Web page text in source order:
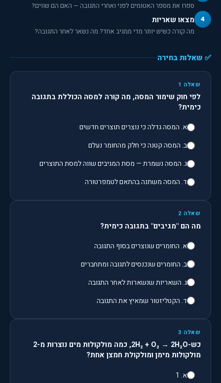
ספרו את מספר האטומים לפני ואחרי התגובה — האם הם שווים?
4
מצאו שאריות
מה קורה כשיש יותר מדי ממגיב אחד? מה נשאר לאחר התגובה?
✅ שאלות בחירה
שאלה 1
לפי חוק שימור המסה, מה קורה למסה הכוללת בתגובה
כימית?
א. המסה גדלה כי נוצרים תוצרים חדשים
ב. המסה קטנה כי חלק מהחומר נעלם
ג. המסה נשמרת — מסת המגיבים שווה למסת התוצרים
ד. המסה משתנה בהתאם לטמפרטורה
שאלה 2
מה הם "מגיבים" בתגובה כימית?
א. החומרים שנוצרים בסוף התגובה
ב. החומרים שנכנסים לתגובה ומתחברים
ג. השאריות שנשארות לאחר התגובה
ד. הקטליזטור שמאיץ את התגובה
שאלה 3
כש-2H₂ + O₂ → 2H₂O, כמה מולקולות מים נוצרות מ-2
מולקולות מימן ומולקולת חמצן אחת?
א. 1